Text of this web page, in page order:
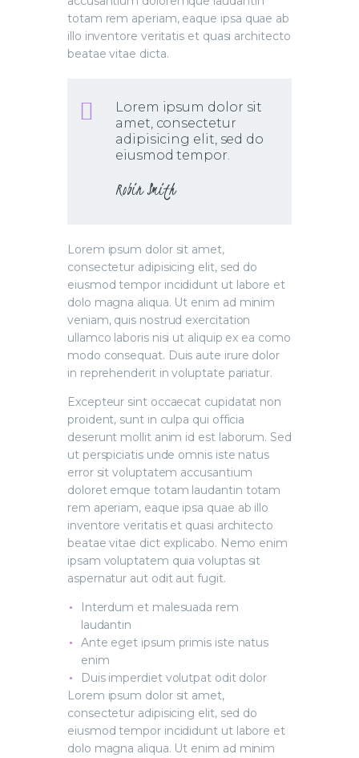
totam rem aperiam, eaque ipsa quae ab
illo inventore veritatis et quasi architecto
beatae vitae dicta.
Lorem ipsum dolor sit
amet, consectetur
adipisicing elit, sed do
eiusmod tempor.
Robin Smith
Lorem ipsum dolor sit amet,
consectetur adipisicing elit, sed do
eiusmod tempor incididunt ut labore et
dolo magna aliqua. Ut enim ad minim
veniam, quis nostrud exercitation
ullamco laboris nisi ut aliquip ex ea como
modo consequat. Duis aute irure dolor
in reprehenderit in voluptate pariatur.
Excepteur sint occaecat cupidatat non
proident, sunt in culpa qui officia
deserunt mollit anim id est laborum. Sed
ut perspiciatis unde omnis iste natus
error sit voluptatem accusantium
doloret emque totam laudantin totam
rem aperiam, eaque ipsa quae ab illo
inventore veritatis et quasi architecto
beatae vitae dict explicabo. Nemo enim
ipsam voluptatem quia voluptas sit
aspernatur aut odit aut fugit.
Interdum et malesuada rem
laudantin
Ante eget ipsum primis iste natus
enim
Duis imperdiet volutpat odit dolor
Lorem ipsum dolor sit amet,
consectetur adipisicing elit, sed do
eiusmod tempor incididunt ut labore et
dolo magna aliqua. Ut enim ad minim